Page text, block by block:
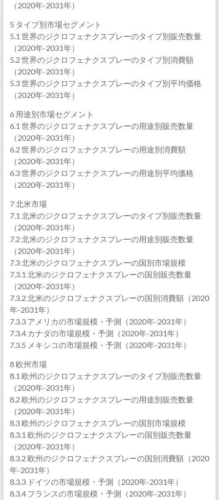
（2020年-2031年）
5 タイプ別市場セグメント
5.1 世界のジクロフェナクスプレーのタイプ別販売数量
（2020年-2031年）
5.2 世界のジクロフェナクスプレーのタイプ別消費額
（2020年-2031年）
5.3 世界のジクロフェナクスプレーのタイプ別平均価格
（2020年-2031年）
6 用途別市場セグメント
6.1 世界のジクロフェナクスプレーの用途別販売数量
（2020年-2031年）
6.2 世界のジクロフェナクスプレーの用途別消費額
（2020年-2031年）
6.3 世界のジクロフェナクスプレーの用途別平均価格
（2020年-2031年）
7 北米市場
7.1 北米のジクロフェナクスプレーのタイプ別販売数量
（2020年-2031年）
7.2 北米のジクロフェナクスプレーの用途別販売数量
（2020年-2031年）
7.3 北米のジクロフェナクスプレーの国別市場規模
7.3.1 北米のジクロフェナクスプレーの国別販売数量
（2020年-2031年）
7.3.2 北米のジクロフェナクスプレーの国別消費額（2020
年-2031年）
7.3.3 アメリカの市場規模・予測（2020年-2031年）
7.3.4 カナダの市場規模・予測（2020年-2031年）
7.3.5 メキシコの市場規模・予測（2020年-2031年）
8 欧州市場
8.1 欧州のジクロフェナクスプレーのタイプ別販売数量
（2020年-2031年）
8.2 欧州のジクロフェナクスプレーの用途別販売数量
（2020年-2031年）
8.3 欧州のジクロフェナクスプレーの国別市場規模
8.3.1 欧州のジクロフェナクスプレーの国別販売数量
（2020年-2031年）
8.3.2 欧州のジクロフェナクスプレーの国別消費額（2020
年-2031年）
8.3.3 ドイツの市場規模・予測（2020年-2031年）
8.3.4 フランスの市場規模・予測（2020年-2031年）